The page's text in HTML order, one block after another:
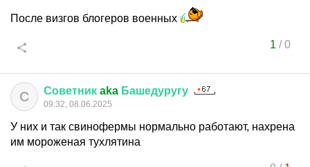
После визгов блогеров военных
1 /0
С Советник aka Башедуругу
09:32, 08.06.2025
У них и так свинофермы нормально работают, нахрена
им мороженая тухлятина